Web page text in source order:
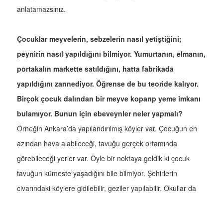
anlatamazsınız.
Çocuklar meyvelerin, sebzelerin nasıl yetiştiğini;
peynirin nasıl yapıldığını bilmiyor. Yumurtanın, elmanın,
portakalın markette satıldığını, hatta fabrikada
yapıldığını zannediyor. Öğrense de bu teoride kalıyor.
Birçok çocuk dalından bir meyve koparıp yeme imkanı
bulamıyor. Bunun için ebeveynler neler yapmalı?
Örneğin Ankara’da yapılandırılmış köyler var. Çocuğun en
azından hava alabileceği, tavuğu gerçek ortamında
görebileceği yerler var. Öyle bir noktaya geldik ki çocuk
tavuğun kümeste yaşadığını bile bilmiyor. Şehirlerin
civarındaki köylere gidilebilir, geziler yapılabilir. Okullar da